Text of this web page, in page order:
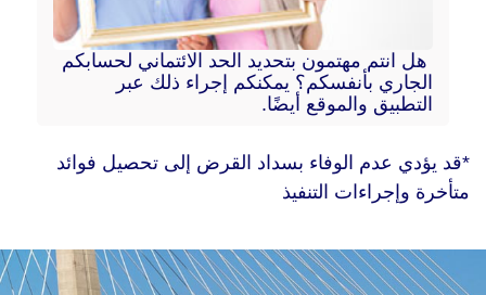
هل انتم مهتمون بتحديد الحد الائتماني لحسابكم
الجاري بأنفسكم؟ يمكنكم إجراء ذلك عبر
التطبيق والموقع أيضًا.
*قد يؤدي عدم الوفاء بسداد القرض إلى تحصيل فوائد
متأخرة وإجراءات التنفيذ